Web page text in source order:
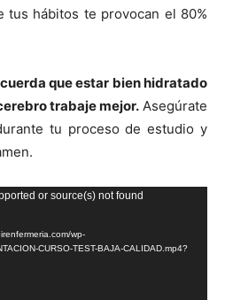
tus hábitos te provocan el 80%
que estar bien hidratado
trabaje mejor.Asegúrate
tu proceso de estudio y
or source(s) not found
wp-
CURSO-TEST-BAJA-CALIDAD.mp4?